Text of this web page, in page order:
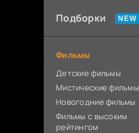
Подборки
Фильмы
Детские фильмы
Мистические фильмы
Новогодние фильмы
Фильмы с высоким
рейтингом